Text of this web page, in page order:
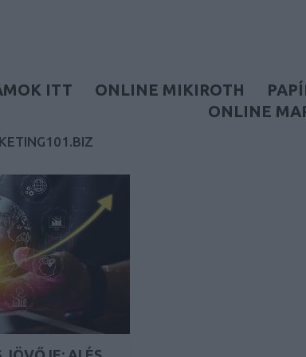
ITT ONLINE MIKIROTH
ONLINE